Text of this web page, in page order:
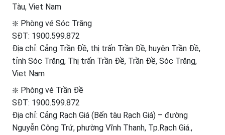
Tàu, Viet Nam
❇️ Phòng vé Sóc Trăng
SĐT: 1900.599.872
Địa chỉ: Cảng Trần Đề, thị trấn Trần Đề, huyện Trần Đề,
tỉnh Sóc Trăng, Thị trấn Trần Đề, Trần Đề, Sóc Trăng,
Viet Nam
❇️ Phòng vé Trần Đề
SĐT: 1900.599.872
Địa chỉ: Cảng Rạch Giá (Bến tàu Rạch Giá) – đường
Nguyễn Công Trứ, phường Vĩnh Thanh, Tp.Rạch Giá.,